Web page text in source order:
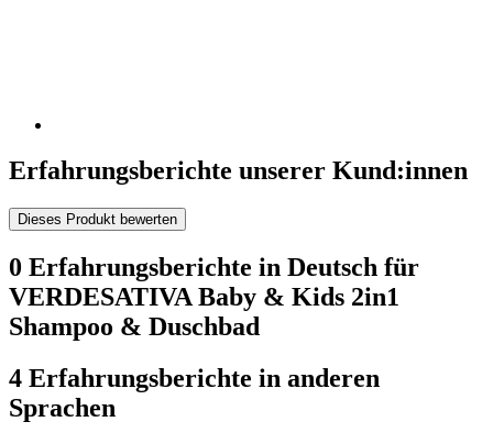
Erfahrungsberichte unserer Kund:innen
Dieses Produkt bewerten
0 Erfahrungsberichte in Deutsch für
VERDESATIVA Baby & Kids 2in1
Shampoo & Duschbad
4 Erfahrungsberichte in anderen
Sprachen